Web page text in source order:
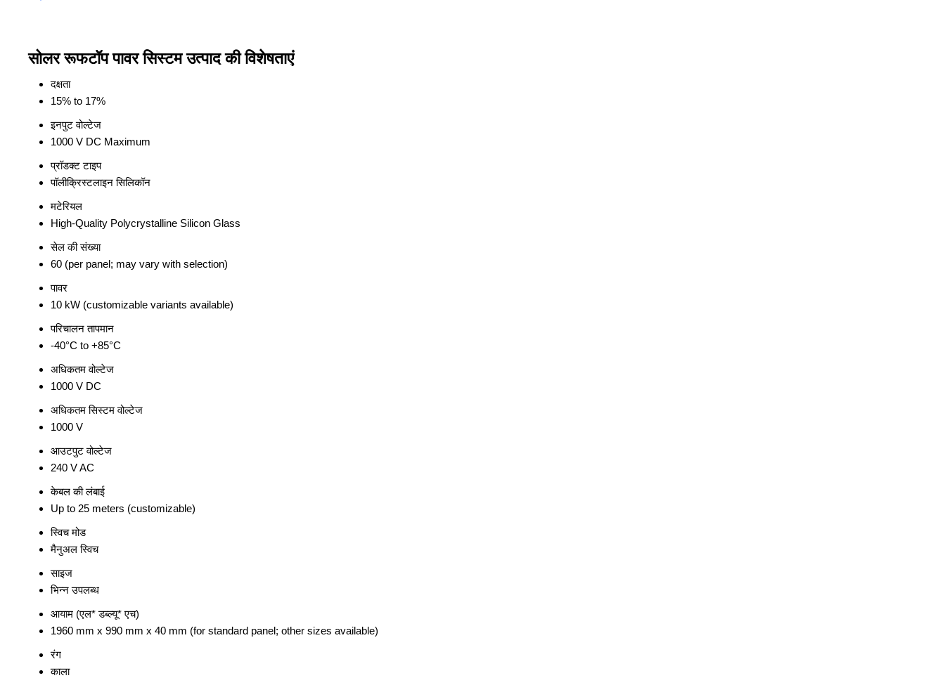
सोलर रूफटॉप पावर सिस्टम उत्पाद की विशेषताएं
दक्षता
15% to 17%
इनपुट वोल्टेज
1000 V DC Maximum
प्रॉडक्ट टाइप
पॉलीक्रिस्टलाइन सिलिकॉन
मटेरियल
High-Quality Polycrystalline Silicon Glass
सेल की संख्या
60 (per panel; may vary with selection)
पावर
10 kW (customizable variants available)
परिचालन तापमान
-40°C to +85°C
अधिकतम वोल्टेज
1000 V DC
अधिकतम सिस्टम वोल्टेज
1000 V
आउटपुट वोल्टेज
240 V AC
केबल की लंबाई
Up to 25 meters (customizable)
स्विच मोड
मैनुअल स्विच
साइज
भिन्न उपलब्ध
आयाम (एल* डब्ल्यू* एच)
1960 mm x 990 mm x 40 mm (for standard panel; other sizes available)
रंग
काला